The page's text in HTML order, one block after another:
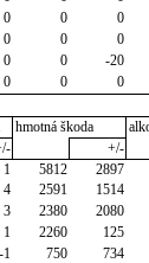
0 0 0
0 0 0
0 0 -20
0 0 0
hmotná škoda
+/-
1 5812 2897
4 2591 1514
3 2380 2080
1 2260 125
-1 750 734